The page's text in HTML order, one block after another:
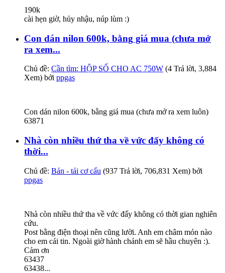
190k
cài hẹn giờ, hủy nhậu, núp lùm :)
Con dán nilon 600k, bằng giá mua (chưa mở
ra xem...
Chủ đề: Cần tìm: HỘP SỐ CHO AC 750W (4 Trả lời, 3,884
Xem) bởi ppgas
Con dán nilon 600k, bằng giá mua (chưa mở ra xem luôn)
63871
Nhà còn nhiều thứ tha về vức đấy không có
thời...
Chủ đề: Bán - tái cơ cấu (937 Trả lời, 706,831 Xem) bởi
ppgas
Nhà còn nhiều thứ tha về vức đấy không có thời gian nghiên
cứu.
Post bằng điện thoại nên cũng lười. Anh em châm món nào
cho em cái tin. Ngoài giờ hành chánh em sẽ hầu chuyên :).
Cảm ơn
63437
63438...